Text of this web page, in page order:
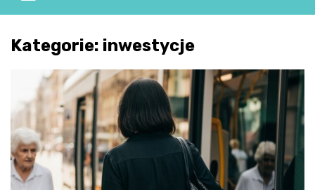
Kategorie: inwestycje